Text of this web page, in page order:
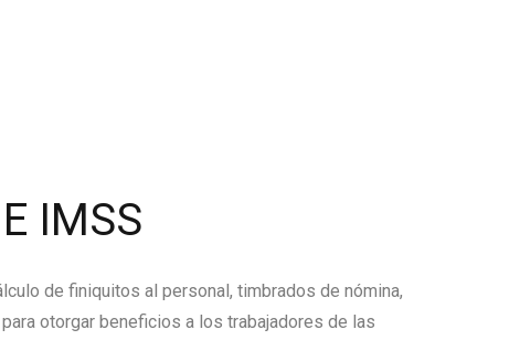
IMSS
de finiquitos al personal, timbrados de nómina,
otorgar beneficios a los trabajadores de las